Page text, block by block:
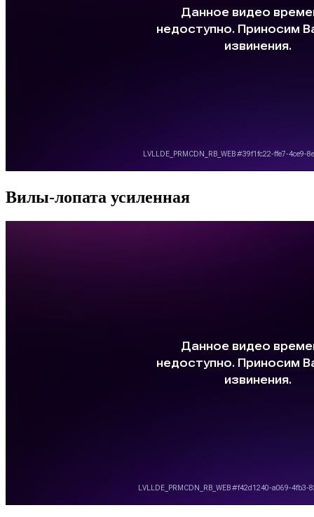
Вилы-лопата усиленная